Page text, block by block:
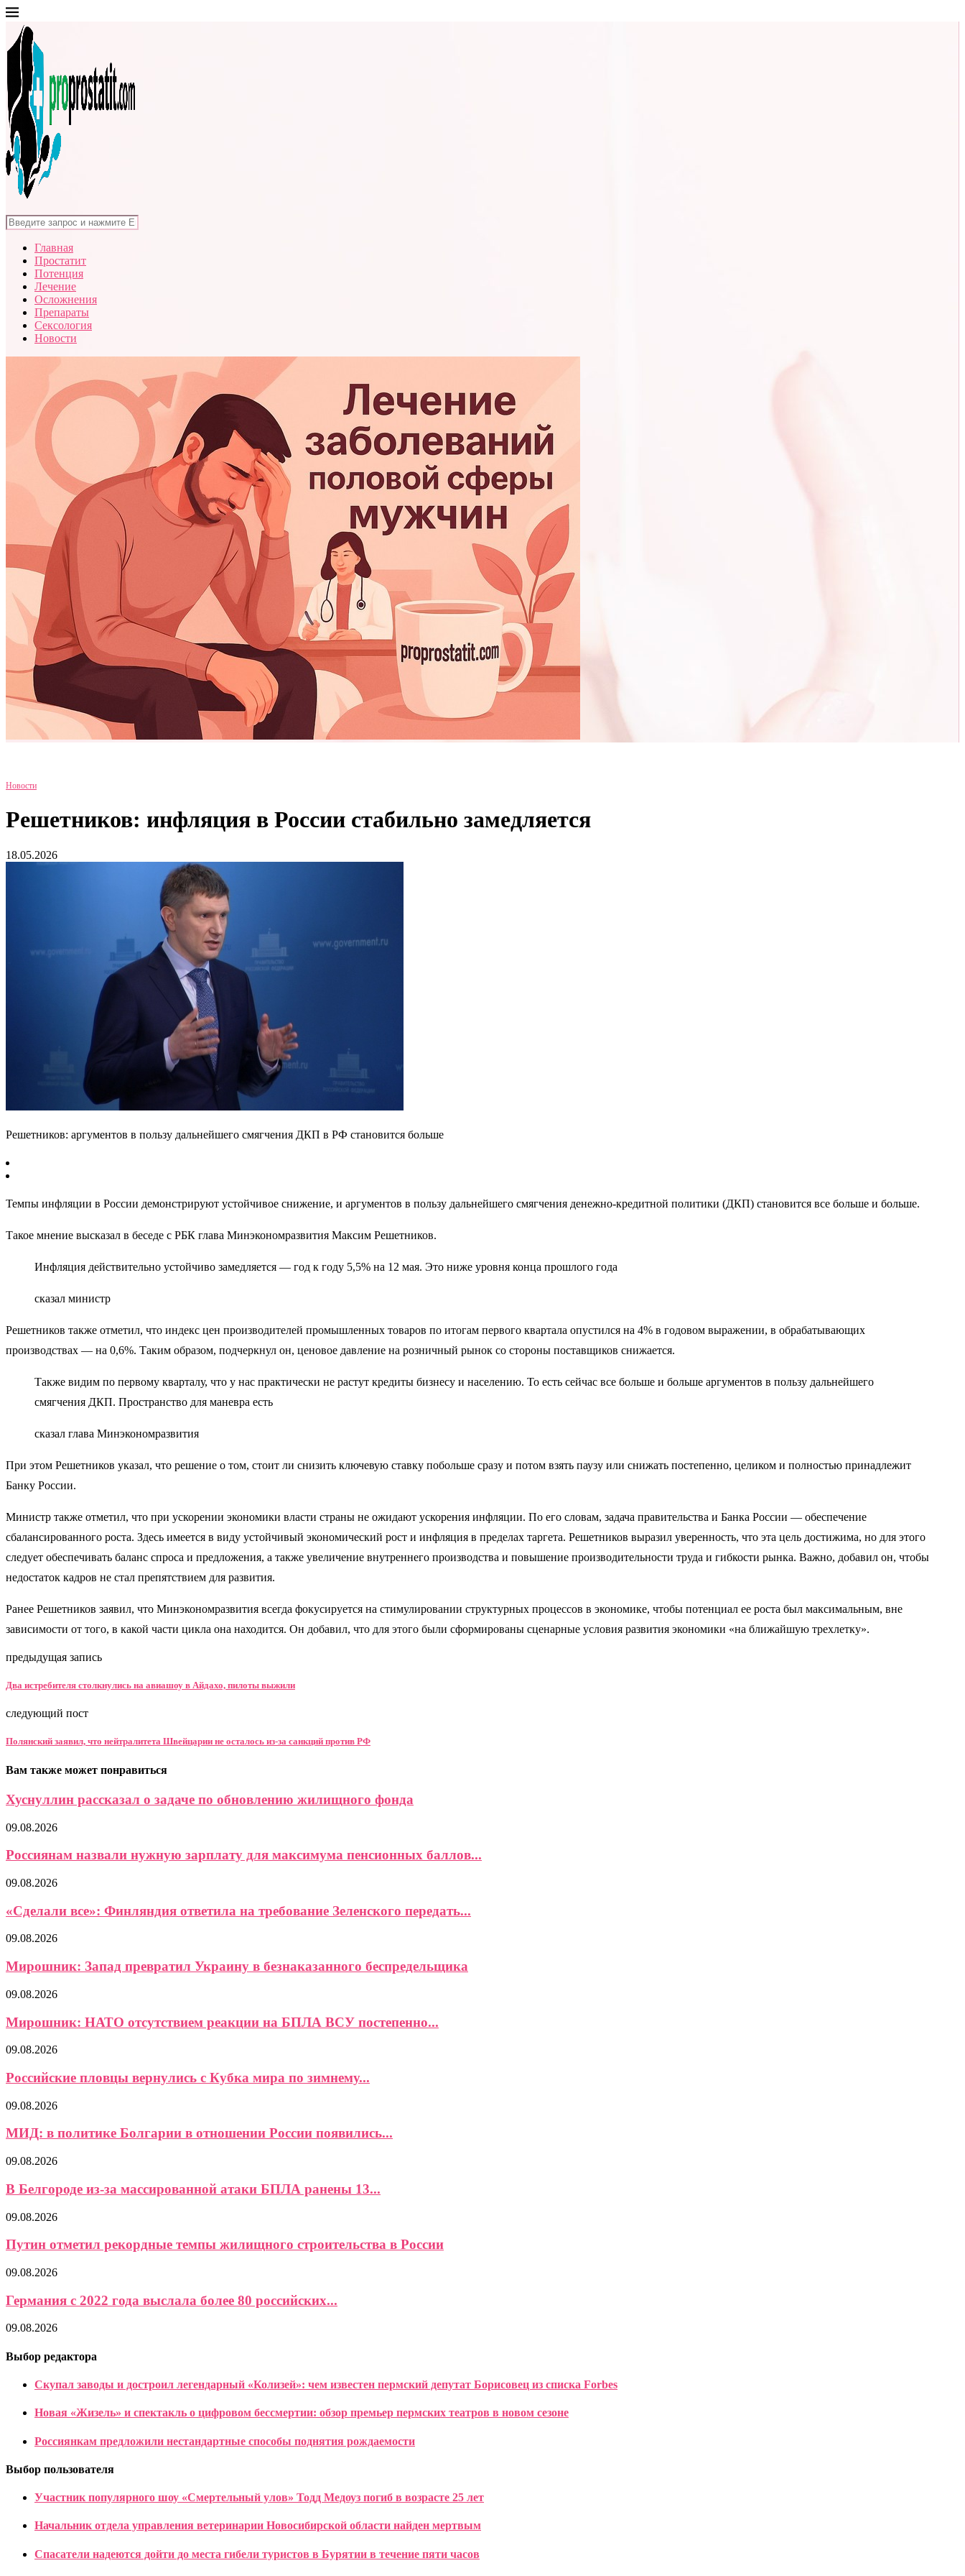
Главная
Простатит
Потенция
Лечение
Осложнения
Препараты
Сексология
Новости
Новости
Решетников: инфляция в России стабильно замедляется
18.05.2026
Решетников: аргументов в пользу дальнейшего смягчения ДКП в РФ становится больше
Темпы инфляции в России демонстрируют устойчивое снижение, и аргументов в пользу дальнейшего смягчения денежно-кредитной политики (ДКП) становится все больше и больше.
Такое мнение высказал в беседе с РБК глава Минэкономразвития Максим Решетников.
Инфляция действительно устойчиво замедляется — год к году 5,5% на 12 мая​​​. Это ниже уровня конца прошлого года
сказал министр
Решетников также отметил, что индекс цен производителей промышленных товаров по итогам первого квартала опустился на 4% в годовом выражении, в обрабатывающих
производствах — на 0,6%. Таким образом, подчеркнул он, ценовое давление на розничный рынок со стороны поставщиков снижается.
Также видим по первому кварталу, что у нас практически не растут кредиты бизнесу и населению. То есть сейчас все больше и больше аргументов в пользу дальнейшего
смягчения ДКП. Пространство для маневра есть
сказал глава Минэкономразвития
При этом Решетников указал, что решение о том, стоит ли снизить ключевую ставку побольше сразу и потом взять паузу или снижать постепенно, целиком и полностью принадлежит
Банку России.
Министр также отметил, что при ускорении экономики власти страны не ожидают ускорения инфляции. По его словам, задача правительства и Банка России — обеспечение
сбалансированного роста. Здесь имеется в виду устойчивый экономический рост и инфляция в пределах таргета. Решетников выразил уверенность, что эта цель достижима, но для этого
следует обеспечивать баланс спроса и предложения, а также увеличение внутреннего производства и повышение производительности труда и гибкости рынка. Важно, добавил он, чтобы
недостаток кадров не стал препятствием для развития.
Ранее Решетников заявил, что Минэкономразвития всегда фокусируется на стимулировании структурных процессов в экономике, чтобы потенциал ее роста был максимальным, вне
зависимости от того, в какой части цикла она находится. Он добавил, что для этого были сформированы сценарные условия развития экономики «на ближайшую трехлетку».
предыдущая запись
Два истребителя столкнулись на авиашоу в Айдахо, пилоты выжили
следующий пост
Полянский заявил, что нейтралитета Швейцарии не осталось из-за санкций против РФ
Вам также может понравиться
Хуснуллин рассказал о задаче по обновлению жилищного фонда
09.08.2026
Россиянам назвали нужную зарплату для максимума пенсионных баллов...
09.08.2026
«Сделали все»: Финляндия ответила на требование Зеленского передать...
09.08.2026
Мирошник: Запад превратил Украину в безнаказанного беспредельщика
09.08.2026
Мирошник: НАТО отсутствием реакции на БПЛА ВСУ постепенно...
09.08.2026
Российские пловцы вернулись с Кубка мира по зимнему...
09.08.2026
МИД: в политике Болгарии в отношении России появились...
09.08.2026
В Белгороде из-за массированной атаки БПЛА ранены 13...
09.08.2026
Путин отметил рекордные темпы жилищного строительства в России
09.08.2026
Германия с 2022 года выслала более 80 российских...
09.08.2026
Выбор редактора
Скупал заводы и достроил легендарный «Колизей»: чем известен пермский депутат Борисовец из списка Forbes
Новая «Жизель» и спектакль о цифровом бессмертии: обзор премьер пермских театров в новом сезоне
Россиянкам предложили нестандартные способы поднятия рождаемости
Выбор пользователя
Участник популярного шоу «Смертельный улов» Тодд Медоуз погиб в возрасте 25 лет
Начальник отдела управления ветеринарии Новосибирской области найден мертвым
Спасатели надеются дойти до места гибели туристов в Бурятии в течение пяти часов